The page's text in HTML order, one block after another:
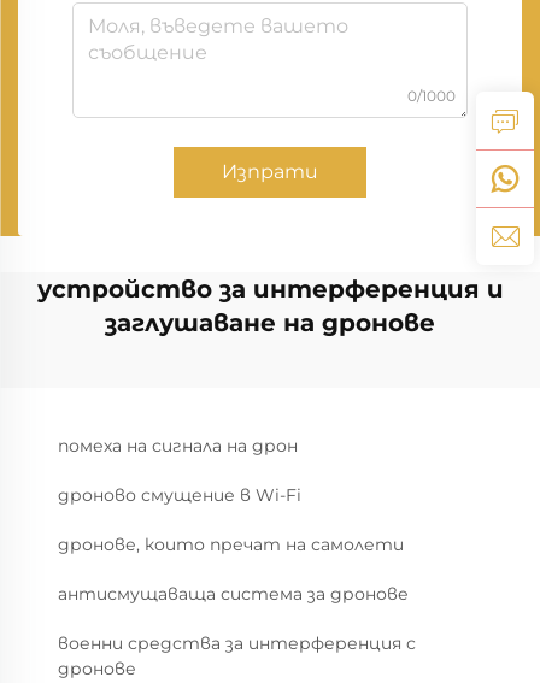
0/1000
Изпрати
устройство за интерференция и
заглушаване на дронове
помеха на сигнала на дрон
дроново смущение в Wi-Fi
дронове, които пречат на самолети
антисмущаваща система за дронове
военни средства за интерференция с
дронове